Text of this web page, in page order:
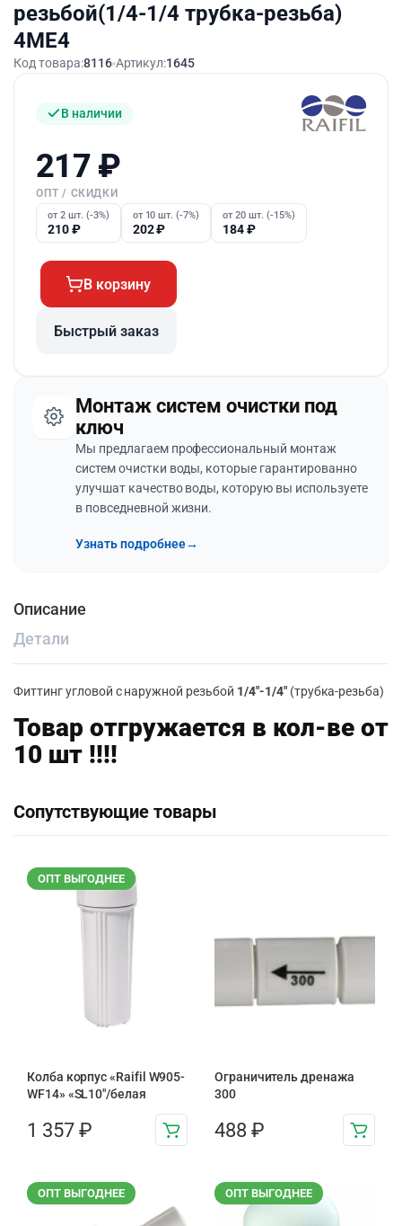
резьбой(1/4-1/4 трубка-резьба)
4ME4
Код товара:8116 Артикул:1645
В наличии
217 ₽
ОПТ / СКИДКИ
от 2 шт. (-3%)
210₽
от 10 шт. (-7%)
202₽
от 20 шт. (-15%)
184₽
В корзину
Быстрый заказ
Монтаж систем очистки под
ключ
Мы предлагаем профессиональный монтаж
систем очистки воды, которые гарантированно
улучшат качество воды, которую вы используете
в повседневной жизни.
Узнать подробнее→
Описание
Детали
Фиттинг угловой с наружной резьбой 1/4″-1/4″(трубка-резьба)
Товар отгружается в кол-ве от
10 шт !!!!
Сопутствующие товары
ОПТ ВЫГОДНЕЕ
Колба корпус «Raifil W905-
WF14» «SL10″/белая
1 357 ₽
Ограничитель дренажа
300
488 ₽
ОПТ ВЫГОДНЕЕ ОПТ ВЫГОДНЕЕ